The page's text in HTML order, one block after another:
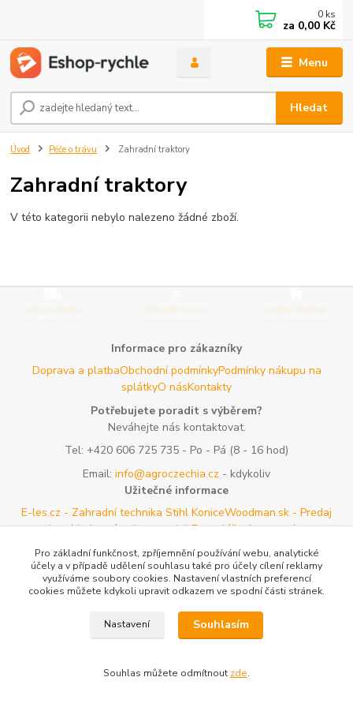
Menu
Hledat
0 ks
za 0,00 Kč
Úvod Péče o trávu Zahradní traktory
Zahradní traktory
V této kategorii nebylo nalezeno žádné zboží.
Informace pro zákazníky
Doprava a platbaObchodní podmínkyPodmínky nákupu na
splátkyO násKontakty
Potřebujete poradit s výběrem?
Neváhejte nás kontaktovat.
Tel: +420 606 725 735 - Po - Pá (8 - 16 hod)
Email: info@agroczechia.cz - kdykoliv
Užitečné informace
E-les.cz - Zahradní technika Stihl KoniceWoodman.sk - Predaj
lesníckeho náradia a potriebFormulář odstoupení o
smlouvyReklamace a vrácení zboží Rady a tipy
Tabulky rozměrů
oblečení a obuviMapa stránek
Vytvořeno na Eshop-rychle.cz
Pro základní funkčnost, zpříjemnění používání webu, analytické
účely a v případě udělení souhlasu také pro účely cílení reklamy
využíváme soubory cookies. Nastavení vlastních preferencí
cookies můžete kdykoli upravit odkazem ve spodní části stránek.
Nastavení Souhlasím
Souhlas můžete odmítnout zde.